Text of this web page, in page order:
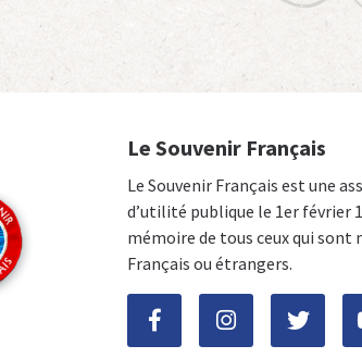
Le Souvenir Français
Le Souvenir Français est une
d’utilité publique le 1er février
mémoire de tous ceux qui sont
Français ou étrangers.